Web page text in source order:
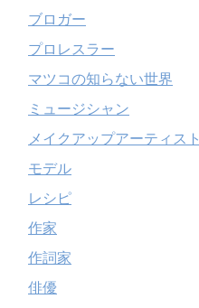
ブロガー
プロレスラー
マツコの知らない世界
ミュージシャン
メイクアップアーティスト
モデル
レシピ
作家
作詞家
俳優